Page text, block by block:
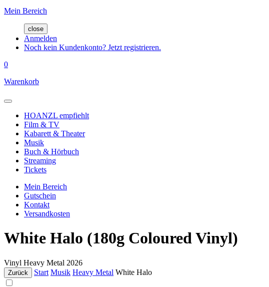
Mein Bereich
close
Anmelden
Noch kein Kundenkonto? Jetzt registrieren.
0
Warenkorb
HOANZL empfiehlt
Film & TV
Kabarett & Theater
Musik
Buch & Hörbuch
Streaming
Tickets
Mein Bereich
Gutschein
Kontakt
Versandkosten
White Halo (180g Coloured Vinyl)
Vinyl Heavy Metal 2026
Zurück Start Musik Heavy Metal White Halo